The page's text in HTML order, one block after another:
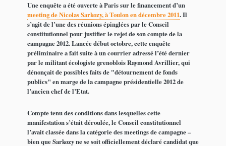
Une enquête a été ouverte à Paris sur le financement d’un
meeting de Nicolas Sarkozy, à Toulon en décembre 2011. Il
s’agit de l’une des réunions épinglées par le Conseil
constitutionnel pour justifier le rejet de son compte de la
campagne 2012. Lancée début octobre, cette enquête
préliminaire a fait suite à un courrier adressé l’été dernier
par le militant écologiste grenoblois Raymond Avrillier, qui
dénonçait de possibles faits de "détournement de fonds
publics" en marge de la campagne présidentielle 2012 de
l’ancien chef de l’Etat.
Compte tenu des conditions dans lesquelles cette
manifestation s’était déroulée, le Conseil constitutionnel
l’avait classée dans la catégorie des meetings de campagne –
bien que Sarkozy ne se soit officiellement déclaré candidat que